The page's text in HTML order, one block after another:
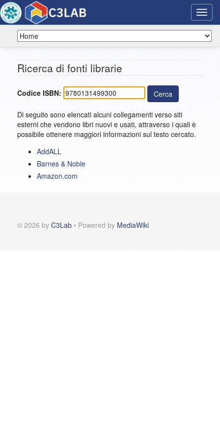
Ricerca di fonti librarie
Codice ISBN:
Di seguito sono elencati alcuni collegamenti verso siti
esterni che vendono libri nuovi e usati, attraverso i quali è
possibile ottenere maggiori informazioni sul testo cercato.
AddALL
Barnes & Noble
Amazon.com
© 2026 by C3Lab • Powered by MediaWiki